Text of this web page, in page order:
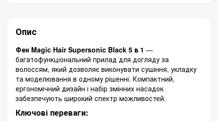
Опис
Фен Magic Hair Supersonic Black 5 в 1 —
багатофункціональний прилад для догляду за
волоссям, який дозволяє виконувати сушіння, укладку
та моделювання в одному рішенні. Компактний,
ергономічний дизайн і набір змінних насадок
забезпечують широкий спектр можливостей.
Ключові переваги: